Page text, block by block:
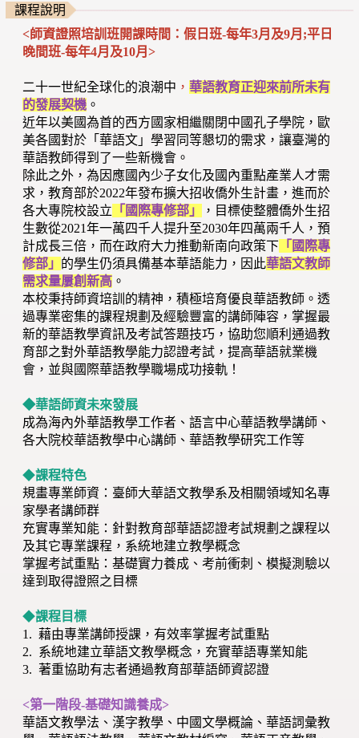
課程說明
<師資證照培訓班開課時間：假日班-每年3月及9月;平日
晚間班-每年4月及10月>
二十一世紀全球化的浪潮中 ，華語教育正迎來前所未有
的發展契機 。
近年以美國為首的西方國家相繼關閉中國孔子學院，歐
美各國對於「華語文」學習同等懇切的需求，讓臺灣的
華語教師得到了一些新機會。
除此之外，為因應國內少子女化及國內重點產業人才需
求，教育部於2022年發布擴大招收僑外生計畫，進而於
各大專院校設立 「國際專修部」
，目標使整體僑外生招
生數從2021年一萬四千人提升至2030年四萬兩千人，預
計成長三倍，而在政府大力推動新南向政策下 「國際專
修部」 的學生仍須具備基本華語能力，因此華語文教師
需求量屢創新高 。
本校秉持師資培訓的精神，積極培育優良華語教師。透
過專業密集的課程規劃及經驗豐富的講師陣容，掌握最
新的華語教學資訊及考試答題技巧，協助您順利通過教
育部之對外華語教學能力認證考試，提高華語就業機
會，並與國際華語教學職場成功接軌！
◆華語師資未來發展
成為海內外華語教學工作者、語言中心華語教學講師、
各大院校華語教學中心講師、華語教學研究工作等
◆課程特色
規畫專業師資：臺師大華語文教學系及相關領域知名專
家學者講師群
充實專業知能：針對教育部華語認證考試規劃之課程以
及其它專業課程，系統地建立教學概念
掌握考試重點：基礎實力養成、考前衝刺、模擬測驗以
達到取得證照之目標
◆課程目標
1. 藉由專業講師授課，有效率掌握考試重點
2. 系統地建立華語文教學概念，充實華語專業知能
3. 著重協助有志者通過教育部華語師資認證
<第一階段-基礎知識養成>
華語文教學法、漢字教學、中國文學概論、華語詞彙教